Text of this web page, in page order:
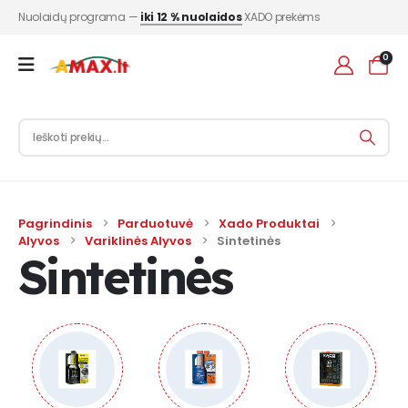
Nuolaidų programa — iki 12 % nuolaidosXADO prekėms
0
Pagrindinis Parduotuvė
Xado Produktai
Alyvos
Variklinės Alyvos Sintetinės
Sintetinės